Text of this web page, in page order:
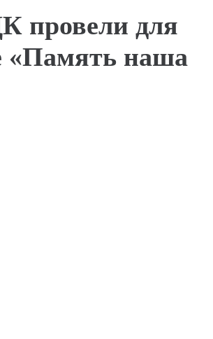
провели для
«Память наша